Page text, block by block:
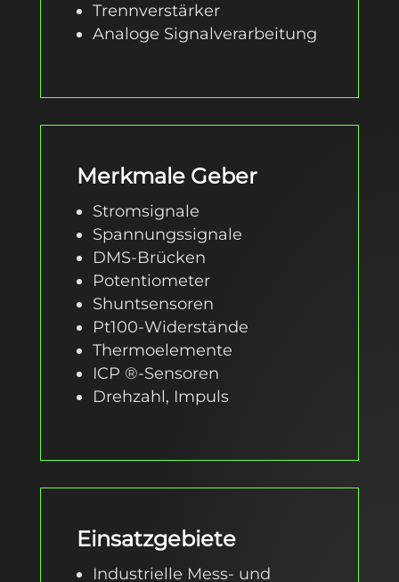
Trennverstärker
Analoge Signalverarbeitung
Merkmale Geber
Stromsignale
Spannungssignale
DMS-Brücken
Potentiometer
Shuntsensoren
Pt100-Widerstände
Thermoelemente
ICP ®-Sensoren
Drehzahl, Impuls
Einsatzgebiete
Industrielle Mess- und